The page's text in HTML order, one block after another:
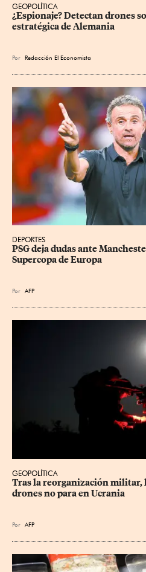
GEOPOLÍTICA
¿Espionaje? Detectan drones
estratégica de Alemania
Por Redacción El Economista
DEPORTES
PSG deja dudas ante
Supercopa de Europa
Por AFP
GEOPOLÍTICA
Tras la reorganización militar,
drones no para en Ucrania
Por AFP